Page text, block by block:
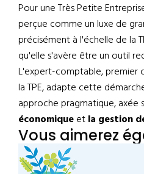
Pour une Très Petite
perçue comme un luxe de
précisément à l'échelle de la
qu'elle s'avère être un outil
L'expert-comptable, premier
la TPE, adapte cette
approche pragmatique, axée
économiqueetla gestion
Vous aimerez